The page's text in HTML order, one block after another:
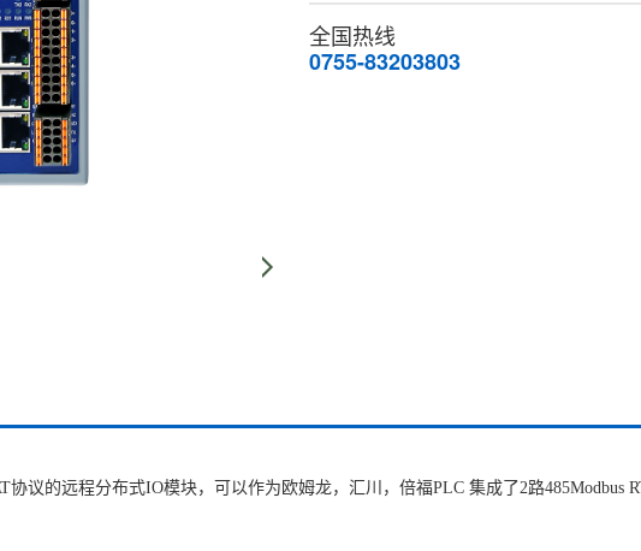
全国热线
0755-83203803
协议的远程分布式IO模块，可以作为欧姆龙，汇川，倍福PLC 集成了2路485Modbus